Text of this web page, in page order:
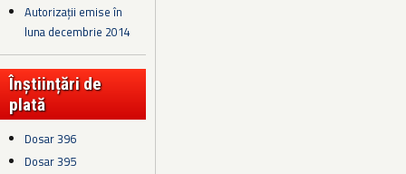
Autorizații emise în
luna decembrie 2014
Înștiințări de
plată
Dosar 396
Dosar 395